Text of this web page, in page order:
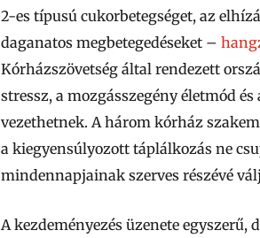
2-es típusú cukorbetegséget, az
daganatos megbetegedéseket –
Kórházszövetség által rendezett
stressz, a mozgásszegény életmód
vezethetnek. A három kórház
a kiegyensúlyozott táplálkozás ne
mindennapjainak szerves részévé
A kezdeményezés üzenete egyszerű,